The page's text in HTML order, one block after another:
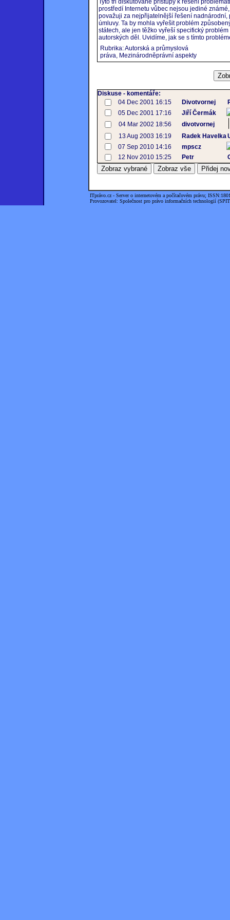
Tyto tři diskutované přístupy k řešení
prostředí Internetu vůbec nejsou jediné
považuji za nejpřijatelnější řešení
úmluvy. Ta by mohla vyřešit problém
státech, ale jen těžko vyřeší specifický
autorských děl. Uvidíme, jak se s tímto
Rubrika: Autorská a průmyslová
práva, Mezinárodněprávní aspekty
Diskuse - komentáře:
04 Dec 2001 16:15
Divotvornej
05 Dec 2001 17:16
Jiří Čermák
04 Mar 2002 18:56
divotvornej
13 Aug 2003 16:19
Radek Havelka
07 Sep 2010 14:16
mpscz
12 Nov 2010 15:25
Petr
ITprávo.cz - Server o internetovém a počítačovém právu;
Provozovatel: Společnost pro právo informačních technologií